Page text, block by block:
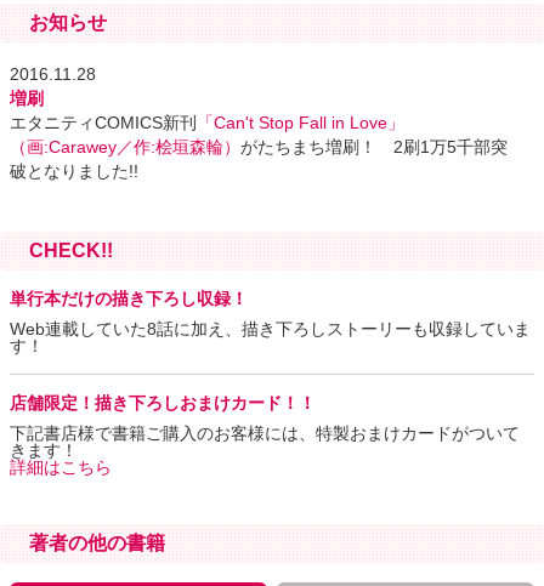
お知らせ
2016.11.28
増刷
エタニティCOMICS新刊
「Can't Stop Fall in Love」
（画:Carawey／作:桧垣森輪） がたちまち増刷！ 2刷1万5千部突
破となりました!!
CHECK!!
単行本だけの描き下ろし収録！
Web連載していた8話に加え、描き下ろしストーリーも収録していま
す！
店舗限定！描き下ろしおまけカード！！
下記書店様で書籍ご購入のお客様には、特製おまけカードがついて
きます！
詳細はこちら
著者の他の書籍